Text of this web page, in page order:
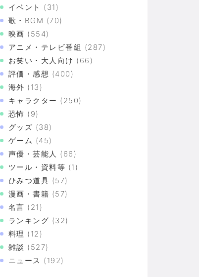
イベント (31)
歌・BGM (70)
映画 (554)
アニメ・テレビ番組 (287)
お笑い・大人向け (66)
評価・感想 (400)
海外 (13)
キャラクター (250)
恐怖 (9)
グッズ (38)
ゲーム (45)
声優・芸能人 (66)
ツール・資料等 (1)
ひみつ道具 (57)
漫画・書籍 (57)
名言 (21)
ランキング (32)
料理 (12)
雑談 (527)
ニュース (192)